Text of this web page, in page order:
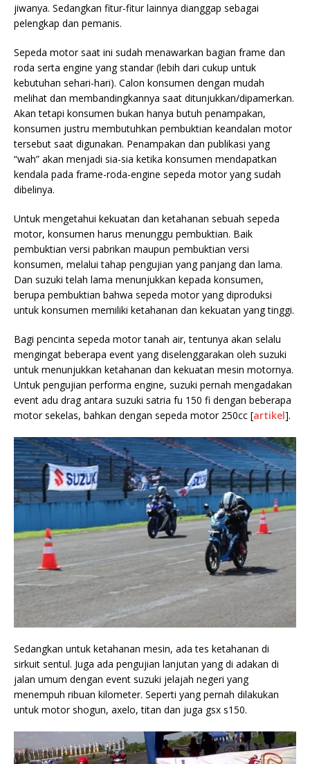
jiwanya. Sedangkan fitur-fitur lainnya dianggap sebagai
pelengkap dan pemanis.
Sepeda motor saat ini sudah menawarkan bagian frame dan
roda serta engine yang standar (lebih dari cukup untuk
kebutuhan sehari-hari). Calon konsumen dengan mudah
melihat dan membandingkannya saat ditunjukkan/dipamerkan.
Akan tetapi konsumen bukan hanya butuh penampakan,
konsumen justru membutuhkan pembuktian keandalan motor
tersebut saat digunakan. Penampakan dan publikasi yang
“wah” akan menjadi sia-sia ketika konsumen mendapatkan
kendala pada frame-roda-engine sepeda motor yang sudah
dibelinya.
Untuk mengetahui kekuatan dan ketahanan sebuah sepeda
motor, konsumen harus menunggu pembuktian. Baik
pembuktian versi pabrikan maupun pembuktian versi
konsumen, melalui tahap pengujian yang panjang dan lama.
Dan suzuki telah lama menunjukkan kepada konsumen,
berupa pembuktian bahwa sepeda motor yang diproduksi
untuk konsumen memiliki ketahanan dan kekuatan yang tinggi.
Bagi pencinta sepeda motor tanah air, tentunya akan selalu
mengingat beberapa event yang diselenggarakan oleh suzuki
untuk menunjukkan ketahanan dan kekuatan mesin motornya.
Untuk pengujian performa engine, suzuki pernah mengadakan
event adu drag antara suzuki satria fu 150 fi dengan beberapa
motor sekelas, bahkan dengan sepeda motor 250cc [artikel].
Sedangkan untuk ketahanan mesin, ada tes ketahanan di
sirkuit sentul. Juga ada pengujian lanjutan yang di adakan di
jalan umum dengan event suzuki jelajah negeri yang
menempuh ribuan kilometer. Seperti yang pernah dilakukan
untuk motor shogun, axelo, titan dan juga gsx s150.